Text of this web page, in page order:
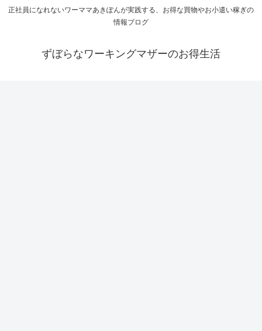
正社員になれないワーママあきぽんが実践する、お得な買物やお小遣い稼ぎの
情報ブログ
ずぼらなワーキングマザーのお得生活